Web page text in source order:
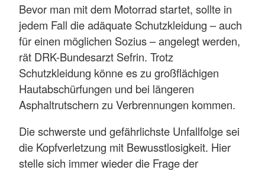
Bevor man mit dem Motorrad startet, sollte in
jedem Fall die adäquate Schutzkleidung – auch
für einen möglichen Sozius – angelegt werden,
rät DRK-Bundesarzt Sefrin. Trotz
Schutzkleidung könne es zu großflächigen
Hautabschürfungen und bei längeren
Asphaltrutschern zu Verbrennungen kommen.
Die schwerste und gefährlichste Unfallfolge sei
die Kopfverletzung mit Bewusstlosigkeit. Hier
stelle sich immer wieder die Frage der